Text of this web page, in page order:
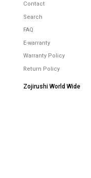
Contact
Search
FAQ
E-warranty
Warranty Policy
Return Policy
Zojirushi World Wide